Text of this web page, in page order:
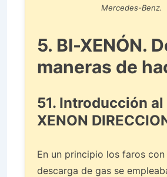
Mercedes-Benz.
5. BI-XENÓN.
maneras de
51. Introducción al
XENON
En un principio los faros
descarga de gas se